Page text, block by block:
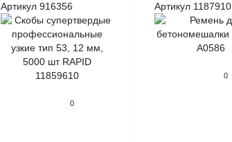
Артикул 916356
0
Артикул 1187910
0